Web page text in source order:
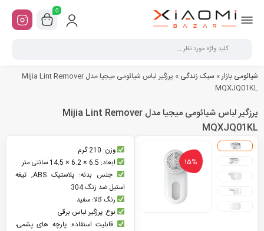
0
شیائومی بازار» سبک زندگی »
پرزگیر لباس شیائومی میجیا مدل Mijia Lint Remover
MQXJQ01KL
پرزگیر لباس شیائومی میجیا مدل Mijia Lint Remover
MQXJQ01KL
15%
وزن: 210 گرم
ابعاد: 6.5 × 6.2 × 14.5 سانتی متر
جنس بدنه: پلاستیک ABS, تیغه
استیل ضد زنگ 304
رنگ کالا: سفید
نوع: پرزگیر لباس برقی
قابلیت استفاده: پارچه های پشمی،